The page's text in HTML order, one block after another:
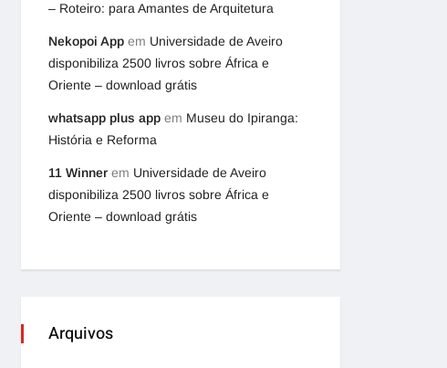
– Roteiro: para Amantes de Arquitetura
Nekopoi App em Universidade de Aveiro
disponibiliza 2500 livros sobre África e
Oriente – download grátis
whatsapp plus app em Museu do Ipiranga:
História e Reforma
11 Winner em Universidade de Aveiro
disponibiliza 2500 livros sobre África e
Oriente – download grátis
Arquivos